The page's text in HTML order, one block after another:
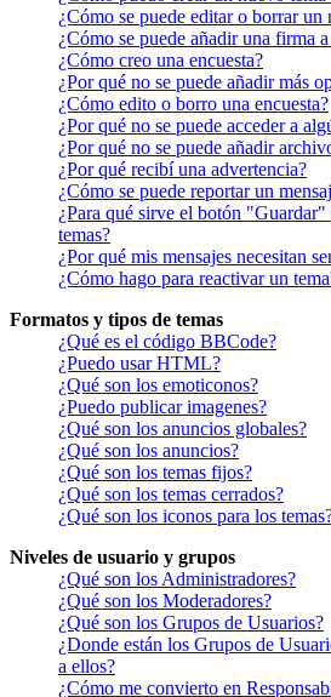
¿Cómo se puede editar o borrar un
¿Cómo se puede añadir una firma
¿Cómo creo una encuesta?
¿Por qué no se puede añadir más
¿Cómo edito o borro una encuesta?
¿Por qué no se puede acceder a
¿Por qué no se puede añadir
¿Por qué recibí una advertencia?
¿Cómo se puede reportar un
¿Para qué sirve el botón
temas?
¿Por qué mis mensajes necesitan
¿Cómo hago para reactivar un
Formatos y tipos de temas
¿Qué es el código BBCode?
¿Puedo usar HTML?
¿Qué son los emoticonos?
¿Puedo publicar imagenes?
¿Qué son los anuncios globales?
¿Qué son los anuncios?
¿Qué son los temas fijos?
¿Qué son los temas cerrados?
¿Qué son los iconos para los
Niveles de usuario y grupos
¿Qué son los Administradores?
¿Qué son los Moderadores?
¿Qué son los Grupos de Usuarios?
¿Donde están los Grupos de
a ellos?
¿Cómo me convierto en